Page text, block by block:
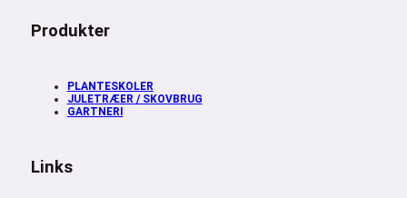
Produkter
PLANTESKOLER
JULETRÆER / SKOVBRUG
GARTNERI
Links